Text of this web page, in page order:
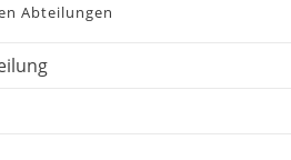
Abteilungen